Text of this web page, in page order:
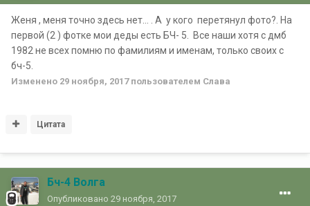
Женя , меня точно здесь нет... . А у кого перетянул фото?. На
первой (2 ) фотке мои деды есть БЧ- 5. Все наши хотя с дмб
1982 не всех помню по фамилиям и именам, только своих с
бч-5.
Изменено 29 ноября, 2017пользователем Славa
Цитата
Бч-4 Волга
Опубликовано 29 ноября, 2017